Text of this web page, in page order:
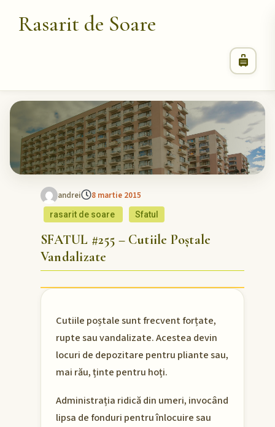
Rasarit de Soare
andrei 8 martie 2015
rasarit de soare Sfatul
SFATUL #255 – Cutiile Poștale
Vandalizate
Cutiile poștale sunt frecvent forțate,
rupte sau vandalizate. Acestea devin
locuri de depozitare pentru pliante sau,
mai rău, ținte pentru hoți.
Administrația ridică din umeri, invocând
lipsa de fonduri pentru înlocuire sau